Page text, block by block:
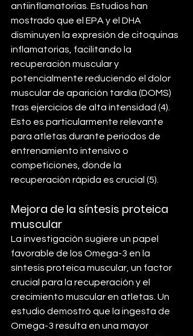
antiinflamatorias. Estudios han
mostrado que el EPA y el DHA
disminuyen la expresión de citoquinas
inflamatorias, facilitando la
recuperación muscular y
potencialmente reduciendo el dolor
muscular de aparición tardía (DOMS)
tras ejercicios de alta intensidad (4).
Esto es particularmente relevante
para atletas durante periodos de
entrenamiento intensivo o
competiciones, donde la
recuperación rápida es crucial (5).
Mejora de la síntesis proteica
muscular
La investigación sugiere un papel
favorable de los Omega-3 en la
síntesis proteica muscular, un factor
crucial para la recuperación y el
crecimiento muscular en atletas. Un
estudio demostró que la ingesta de
Omega-3 resulta en una mayor